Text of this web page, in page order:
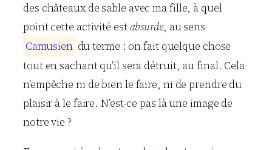
des châteaux de sable avec ma fille, à quel
point cette activité estabsurde, au sens
Camusien du terme : on fait quelque chose
tout en sachant qu’il sera détruit, au final. Cela
n’empêche ni de bien le faire, ni de prendre du
plaisir à le faire. N’est-ce pas là une image de
notre vie ?